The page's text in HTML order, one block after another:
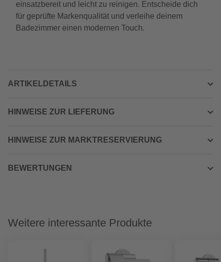
einsatzbereit und leicht zu reinigen. Entscheide dich
für geprüfte Markenqualität und verleihe deinem
Badezimmer einen modernen Touch.
ARTIKELDETAILS
HINWEISE ZUR LIEFERUNG
HINWEISE ZUR MARKTRESERVIERUNG
BEWERTUNGEN
Weitere interessante Produkte